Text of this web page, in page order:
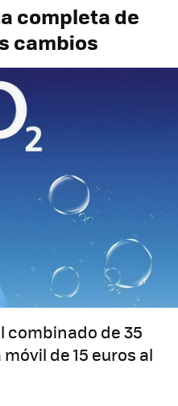
completa de
cambios
combinado de 35
de 15 euros al